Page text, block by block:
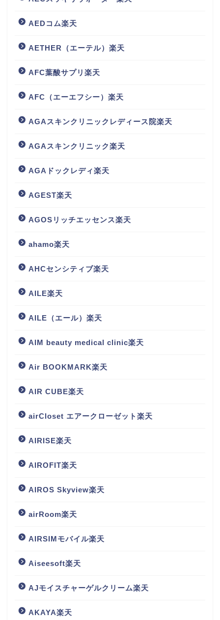
AEDコム楽天
AETHER（エーテル）楽天
AFC葉酸サプリ楽天
AFC（エーエフシー）楽天
AGAスキンクリニックレディース院楽天
AGAスキンクリニック楽天
AGAドックレディ楽天
AGEST楽天
AGOSリッチエッセンス楽天
ahamo楽天
AHCセンシティブ楽天
AILE楽天
AILE（エール）楽天
AIM beauty medical clinic楽天
Air BOOKMARK楽天
AIR CUBE楽天
airCloset エアークローゼット楽天
AIRISE楽天
AIROFIT楽天
AIROS Skyview楽天
airRoom楽天
AIRSIMモバイル楽天
Aiseesoft楽天
AJモイスチャーゲルクリーム楽天
AKAYA楽天